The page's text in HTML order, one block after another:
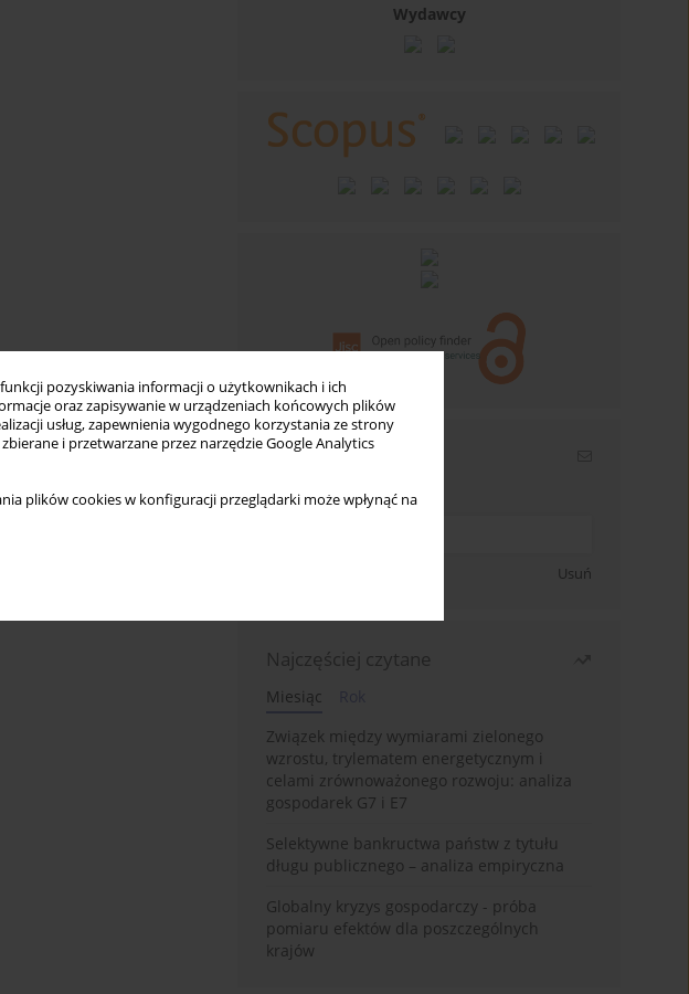
pozyskiwania informacji o użytkownikach i ich
oraz zapisywanie w urządzeniach końcowych plików
usług, zapewnienia wygodnego korzystania ze strony
zbierane i przetwarzane przez narzędzie Google Analytics
plików cookies w konfiguracji przeglądarki może wpłynąć na
Wydawcy
Newsletter
Wpisz swój adres email
Usuń
Najczęściej czytane
Miesiąc
Związek między wymiarami zielonego
wzrostu, trylematem energetycznym i
celami zrównoważonego rozwoju: analiza
gospodarek G7 i E7
Selektywne bankructwa państw z tytułu
długu publicznego – analiza empiryczna
Globalny kryzys gospodarczy - próba
pomiaru efektów dla poszczególnych
krajów